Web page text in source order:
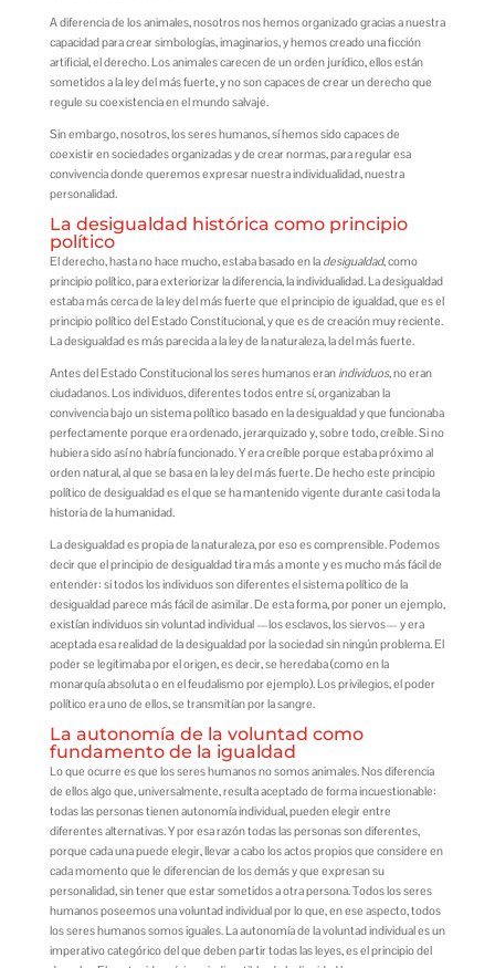
A diferencia de los animales, nosotros nos hemos organizado gracias a nuestra
capacidad para crear simbologías, imaginarios, y hemos creado una ficción
artificial, el derecho. Los animales carecen de un orden jurídico, ellos están
sometidos a la ley del más fuerte, y no son capaces de crear un derecho que
regule su coexistencia en el mundo salvaje.
Sin embargo, nosotros, los seres humanos, sí hemos sido capaces de
coexistir en sociedades organizadas y de crear normas, para regular esa
convivencia donde queremos expresar nuestra individualidad, nuestra
personalidad.
La desigualdad histórica como principio
político
El derecho, hasta no hace mucho, estaba basado en la desigualdad, como
principio político, para exteriorizar la diferencia, la individualidad. La desigualdad
estaba más cerca de la ley del más fuerte que el principio de igualdad, que es el
principio político del Estado Constitucional, y que es de creación muy reciente.
La desigualdad es más parecida a la ley de la naturaleza, la del más fuerte.
Antes del Estado Constitucional los seres humanos eran individuos, no eran
ciudadanos. Los individuos, diferentes todos entre sí, organizaban la
convivencia bajo un sistema político basado en la desigualdad y que funcionaba
perfectamente porque era ordenado, jerarquizado y, sobre todo, creíble. Si no
hubiera sido así no habría funcionado. Y era creíble porque estaba próximo al
orden natural, al que se basa en la ley del más fuerte. De hecho este principio
político de desigualdad es el que se ha mantenido vigente durante casi toda la
historia de la humanidad.
La desigualdad es propia de la naturaleza, por eso es comprensible. Podemos
decir que el principio de desigualdad tira más a monte y es mucho más fácil de
entender: si todos los individuos son diferentes el sistema político de la
desigualdad parece más fácil de asimilar. De esta forma, por poner un ejemplo,
existían individuos sin voluntad individual —los esclavos, los siervos— y era
aceptada esa realidad de la desigualdad por la sociedad sin ningún problema. El
poder se legitimaba por el origen, es decir, se heredaba (como en la
monarquía absoluta o en el feudalismo por ejemplo). Los privilegios, el poder
político era uno de ellos, se transmitían por la sangre.
La autonomía de la voluntad como
fundamento de la igualdad
Lo que ocurre es que los seres humanos no somos animales. Nos diferencia
de ellos algo que, universalmente, resulta aceptado de forma incuestionable:
todas las personas tienen autonomía individual, pueden elegir entre
diferentes alternativas. Y por esa razón todas las personas son diferentes,
porque cada una puede elegir, llevar a cabo los actos propios que considere en
cada momento que le diferencian de los demás y que expresan su
personalidad, sin tener que estar sometidos a otra persona. Todos los seres
humanos poseemos una voluntad individual por lo que, en ese aspecto, todos
los seres humanos somos iguales. La autonomía de la voluntad individual es un
imperativo categórico del que deben partir todas las leyes, es el principio del